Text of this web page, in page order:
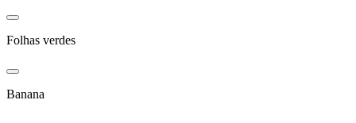
Folhas verdes
Banana